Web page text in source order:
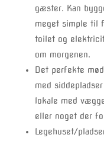
gæster. Kan
meget simple til
toilet og
om morgenen.
Det perfekte
med
lokale med
eller noget der
Legehuset/